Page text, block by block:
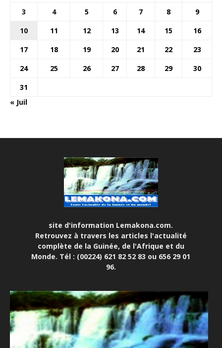
3
4 5 6 7 8
9
10
11 12 13 14 15
16
17
18 19 20 21 22
23
24
25 26 27 28 29
30
31
« Juil
site d'information Lemakona.com.
Retrouvez à travers les articles l'actualité
complète de la Guinée, de l'Afrique et du
Monde. Tél : (00224) 621 82 52 83 ou 656 29 01
96.